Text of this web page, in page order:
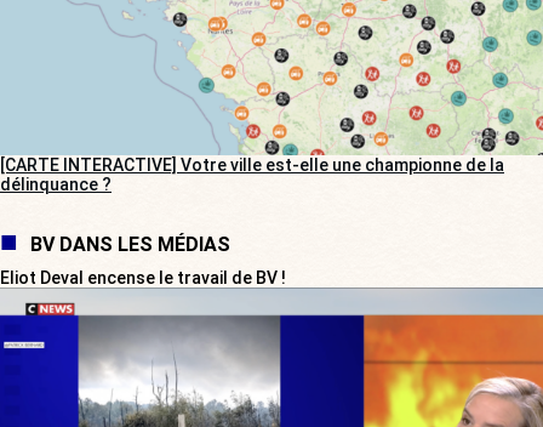
[CARTE INTERACTIVE] Votre ville est-elle une championne de la
délinquance ?
BV DANS LES MÉDIAS
Eliot Deval encense le travail de BV !